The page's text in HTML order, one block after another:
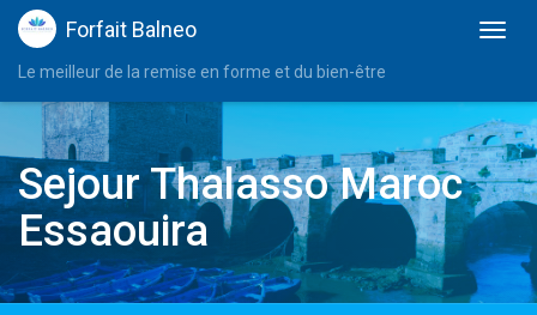
Forfait Balneo
Le meilleur de la remise en forme et du bien-être
Sejour Thalasso Maroc
Essaouira